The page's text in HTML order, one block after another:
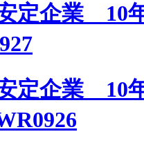
安定企業
安定企業